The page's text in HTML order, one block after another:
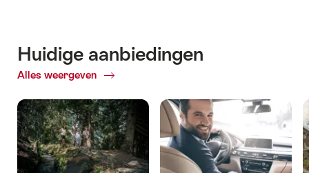
Huidige aanbiedingen
Alles weergeven
Huidige